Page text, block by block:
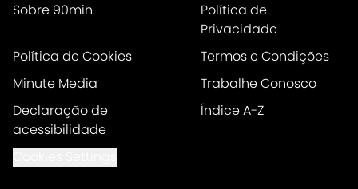
Sobre 90min
Política de
Privacidade
Política de Cookies
Termos e Condições
Minute Media
Trabalhe Conosco
Declaração de
acessibilidade
Índice A-Z